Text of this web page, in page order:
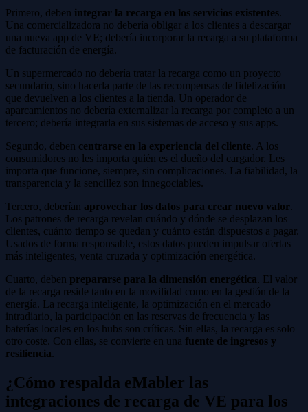
Primero, deben integrar la recarga en los servicios existentes.
Una comercializadora no debería obligar a los clientes a descargar
una nueva app de VE; debería incorporar la recarga a su plataforma
de facturación de energía.
Un supermercado no debería tratar la recarga como un proyecto
secundario, sino hacerla parte de las recompensas de fidelización
que devuelven a los clientes a la tienda. Un operador de
aparcamientos no debería externalizar la recarga por completo a un
tercero; debería integrarla en sus sistemas de acceso y sus apps.
Segundo, deben centrarse en la experiencia del cliente. A los
consumidores no les importa quién es el dueño del cargador. Les
importa que funcione, siempre, sin complicaciones. La fiabilidad, la
transparencia y la sencillez son innegociables.
Tercero, deberían aprovechar los datos para crear nuevo valor.
Los patrones de recarga revelan cuándo y dónde se desplazan los
clientes, cuánto tiempo se quedan y cuánto están dispuestos a pagar.
Usados de forma responsable, estos datos pueden impulsar ofertas
más inteligentes, venta cruzada y optimización energética.
Cuarto, deben prepararse para la dimensión energética. El valor
de la recarga reside tanto en la movilidad como en la gestión de la
energía. La recarga inteligente, la optimización en el mercado
intradiario, la participación en las reservas de frecuencia y las
baterías locales en los hubs son críticas. Sin ellas, la recarga es solo
otro coste. Con ellas, se convierte en una fuente de ingresos y
resiliencia.
¿Cómo respalda eMabler las
integraciones de recarga de VE para los